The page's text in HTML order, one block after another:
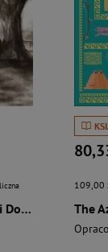
Dawno temu na Ziemi Dobrzyńskiej
109,00